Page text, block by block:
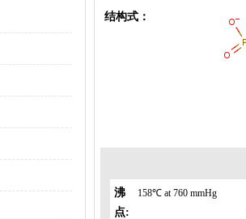
结构式：
沸
点:
158℃ at 760 mmHg